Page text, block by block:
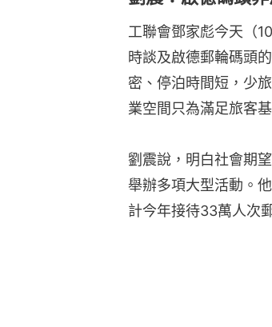
工聯會鄧家彪今天（
時談及啟德郵輪碼頭
密、停泊時間短，少
業空間只為滿足旅客
劉震說，明白社會期
舉辦多項大型活動。
計今年接待33萬人次